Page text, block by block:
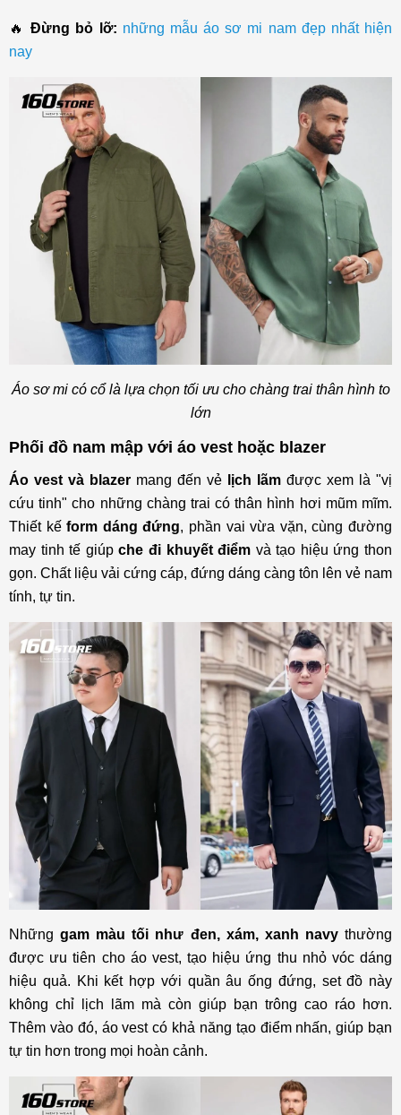
🔥Đừng bỏ lỡ: những mẫu áo sơ mi nam đẹp nhất hiện
nay
Áo sơ mi có cổ là lựa chọn tối ưu cho chàng trai thân hình to
lớn
Phối đồ nam mập với áo vest hoặc blazer
Áo vest và blazer mang đến vẻ lịch lãm được xem là "vị
cứu tinh" cho những chàng trai có thân hình hơi mũm mĩm.
Thiết kếform dáng đứng, phần vai vừa vặn, cùng đường
may tinh tế giúpche đi khuyết điểm và tạo hiệu ứng thon
gọn. Chất liệu vải cứng cáp, đứng dáng càng tôn lên vẻ nam
tính, tự tin.
Nhữnggam màu tối như đen, xám, xanh navythường
được ưu tiên cho áo vest, tạo hiệu ứng thu nhỏ vóc dáng
hiệu quả. Khi kết hợp với quần âu ống đứng, set đồ này
không chỉ lịch lãm mà còn giúp bạn trông cao ráo hơn.
Thêm vào đó, áo vest có khả năng tạo điểm nhấn, giúp bạn
tự tin hơn trong mọi hoàn cảnh.